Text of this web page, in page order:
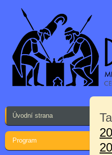
Úvodní strana
Program